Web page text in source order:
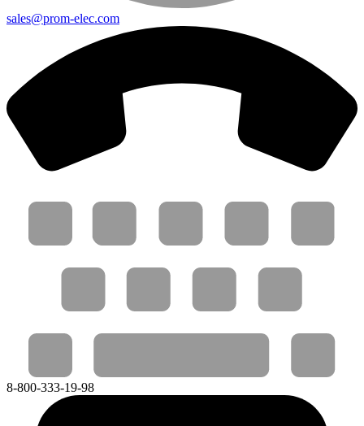
sales@prom-elec.com
8-800-333-19-98